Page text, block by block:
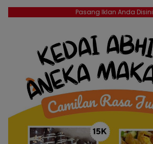
Pasang Iklan Anda Disini